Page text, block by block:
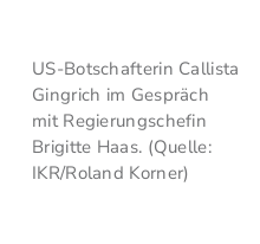
US-Botschafterin Callista
Gingrich im Gespräch
mit Regierungschefin
Brigitte Haas. (Quelle:
IKR/Roland Korner)